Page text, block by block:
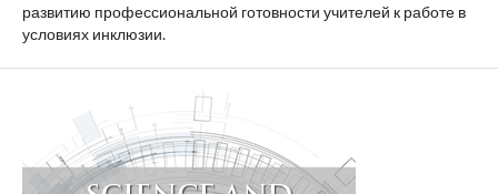
развитию профессиональной готовности учителей к работе в
условиях инклюзии.